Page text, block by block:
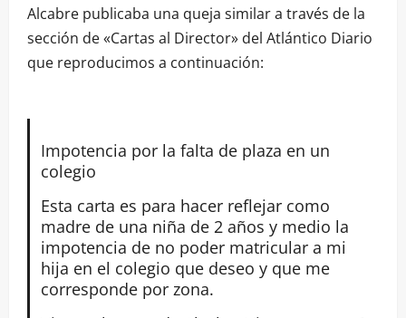
Alcabre publicaba una queja similar a través de la
sección de «Cartas al Director» del Atlántico Diario
que reproducimos a continuación:
Impotencia por la falta de plaza en un
colegio
Esta carta es para hacer reflejar como
madre de una niña de 2 años y medio la
impotencia de no poder matricular a mi
hija en el colegio que deseo y que me
corresponde por zona.